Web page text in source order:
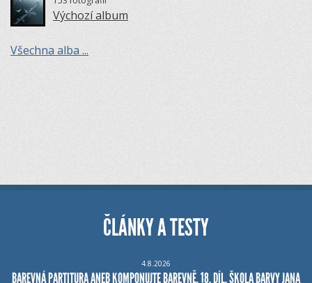
Výchozí album
Všechna alba ...
ČLÁNKY A TESTY
4.8.2026
BAREVNÁ PARTITURA ANEB KOMPONUJTE BAREVNĚ, 18. DÍL, ŠKOLA BARVY JANA